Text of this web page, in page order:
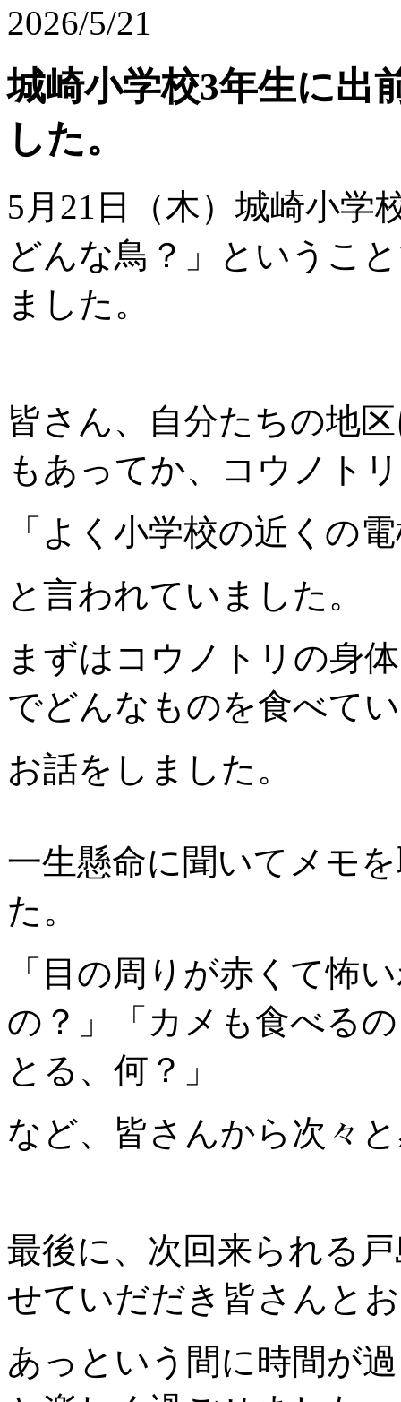
2026/5/21
城崎小学校3年生に出
した。
5月21日（木）城崎小学
どんな鳥？」というこ
ました。
皆さん、自分たちの地
もあってか、コウノト
「よく小学校の近くの
と言われていました。
まずはコウノトリの身
でどんなものを食べて
お話をしました。
一生懸命に聞いてメモ
た。
「目の周りが赤くて怖
の？」「カメも食べる
とる、何？」
など、皆さんから次々
最後に、次回来られる
せていだだき皆さんと
あっという間に時間が